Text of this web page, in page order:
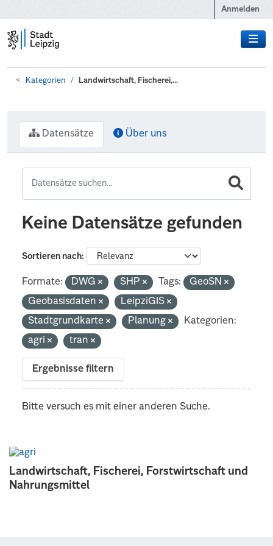
Anmelden
Kategorien Landwirtschaft, Fischerei,...
Landwirtschaft, Fischerei, Forstwirtschaft und
Nahrungsmittel
Datensätze Über uns
Keine Datensätze gefunden
Sortieren nach
Formate: DWG SHP Tags:
GeoSN
Geobasisdaten
LeipziGIS
Stadtgrundkarte
Planung
Kategorien:
agri
tran
Ergebnisse filtern
Bitte versuch es mit einer anderen Suche.